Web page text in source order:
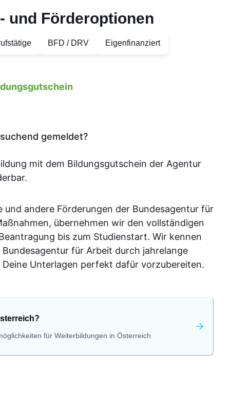
und Förderoptionen
BFD / DRV Eigenfinanziert
gemeldet?
mit dem Bildungsgutschein der Agentur
und andere Förderungen der Bundesagentur für
übernehmen wir den vollständigen
bis zum Studienstart. Wir kennen
für Arbeit durch jahrelange
Unterlagen perfekt dafür vorzubereiten.
für Weiterbildungen in Österreich